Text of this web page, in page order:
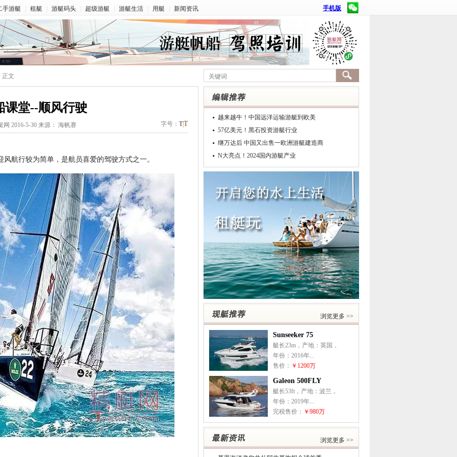
手游艇 租艇 游艇码头 超级游艇 游艇生活 用艇 新闻资讯 手机版
文
课堂--顺风行驶
网 2016-5-30 来源： 海帆赛 字号： T|T
行较为简单，是航员喜爱的驾驶方式之一。
越来越牛！中国远洋运输游艇到欧美
57亿美元！黑石投资游艇行业
继万达后 中国又出售一欧洲游艇建造商
N大亮点！2024国内游艇产业
浏览更多 >>
Sunseeker 75
艇长23m，产地：英国，
年份：2016年...
售价： ￥1200万
Galeon 500FLY
艇长53ft，产地：波兰，
年份：2019年...
完税售价： ￥980万
浏览更多 >>